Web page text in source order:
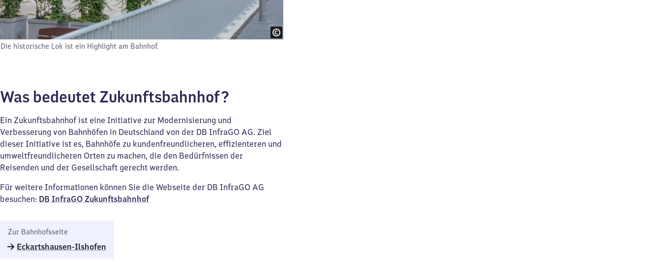
Die historische Lok ist ein Highlight am Bahnhof.
Was bedeutet Zukunftsbahnhof?
Ein Zukunftsbahnhof ist eine Initiative zur Modernisierung und
Verbesserung von Bahnhöfen in Deutschland von der DB InfraGO AG. Ziel
dieser Initiative ist es, Bahnhöfe zu kundenfreundlicheren, effizienteren und
umweltfreundlicheren Orten zu machen, die den Bedürfnissen der
Reisenden und der Gesellschaft gerecht werden.
Für weitere Informationen können Sie die Webseite der DB InfraGO AG
besuchen: DB InfraGO Zukunftsbahnhof​
Zur Bahnhofsseite
Eckartshausen-Ilshofen